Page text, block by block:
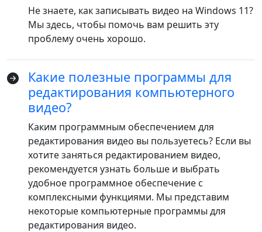
Не знаете, как записывать видео на Windows 11?
Мы здесь, чтобы помочь вам решить эту
проблему очень хорошо.
Какие полезные программы для
редактирования компьютерного
видео?
Каким программным обеспечением для
редактирования видео вы пользуетесь? Если вы
хотите заняться редактированием видео,
рекомендуется узнать больше и выбрать
удобное программное обеспечение с
комплексными функциями. Мы представим
некоторые компьютерные программы для
редактирования видео.